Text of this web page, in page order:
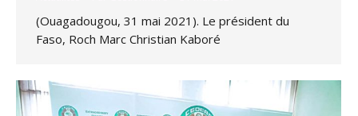
(Ouagadougou, 31 mai 2021). Le président du
Faso, Roch Marc Christian Kaboré